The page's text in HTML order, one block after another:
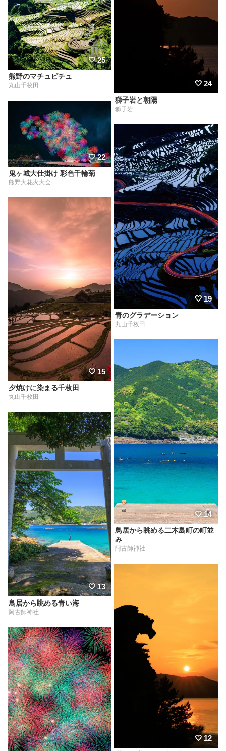
25
熊野のマチュピチュ
丸山千枚田 24
獅子岩と朝陽
獅子岩
22
鬼ヶ城大仕掛け 彩色千輪菊
熊野大花火大会
19
青のグラデーション
丸山千枚田
15
夕焼けに染まる千枚田
丸山千枚田
14
鳥居から眺める二木島町の町並
み
阿古師神社
13
鳥居から眺める青い海
阿古師神社
12